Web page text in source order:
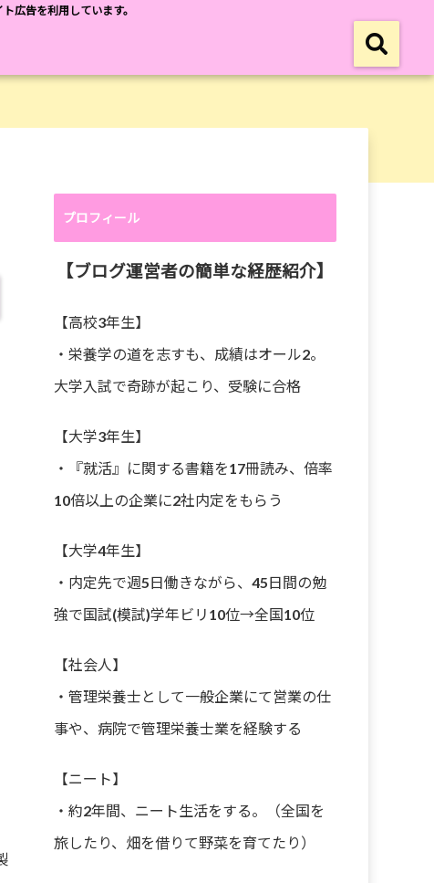
広告を利用しています。
プロフィール
【ブログ運営者の簡単な経歴紹介】
【高校3年生】
・栄養学の道を志すも、成績はオール2。
大学入試で奇跡が起こり、受験に合格
【大学3年生】
・『就活』に関する書籍を17冊読み、倍率
10倍以上の企業に2社内定をもらう
【大学4年生】
・内定先で週5日働きながら、45日間の勉
強で国試(模試)学年ビリ10位→全国10位
【社会人】
・管理栄養士として一般企業にて営業の仕
事や、病院で管理栄養士業を経験する
【ニート】
・約2年間、ニート生活をする。（全国を
旅したり、畑を借りて野菜を育てたり）